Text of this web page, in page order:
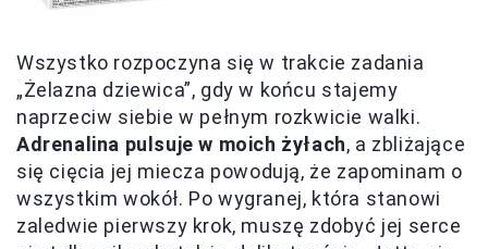
Wszystko rozpoczyna się w trakcie zadania
„Żelazna dziewica”, gdy w końcu stajemy
naprzeciw siebie w pełnym rozkwicie walki.
Adrenalina pulsuje w moich żyłach, a zbliżające
się cięcia jej miecza powodują, że zapominam o
wszystkim wokół. Po wygranej, która stanowi
zaledwie pierwszy krok, muszę zdobyć jej serce